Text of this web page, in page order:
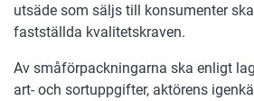
utsäde som säljs till konsumenter
fastställda kvalitetskraven.
Av småförpackningarna ska enligt
art- och sortuppgifter, aktörens